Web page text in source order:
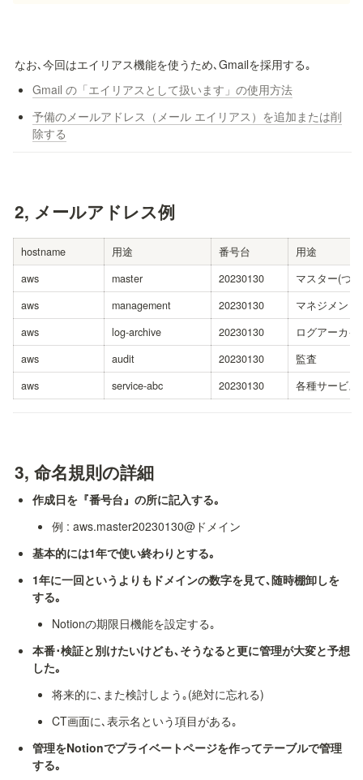
なお､今回はエイリアス機能を使うため､Gmailを採用する｡
Gmail の「エイリアスとして扱います」の使用方法
予備のメールアドレス（メール エイリアス）を追加または削
除する
2, メールアドレス例
hostname 用途 番号台
用途
aws
master 20230130
マスター(つ
aws
management 20230130
マネジメント
aws
log-archive 20230130
ログアーカイ
aws
audit 20230130
監査
aws
service-abc 20230130 各種サービス
3, 命名規則の詳細
作成日を『番号台』の所に記入する｡
例 : aws.master20230130@ドメイン
基本的には1年で使い終わりとする｡
1年に一回というよりもドメインの数字を見て､随時棚卸しを
する｡
Notionの期限日機能を設定する｡
本番･検証と別けたいけども､そうなると更に管理が大変と予想
した｡
将来的に､また検討しよう｡(絶対に忘れる)
CT画面に､表示名という項目がある｡
管理をNotionでプライベートページを作ってテーブルで管理
する｡